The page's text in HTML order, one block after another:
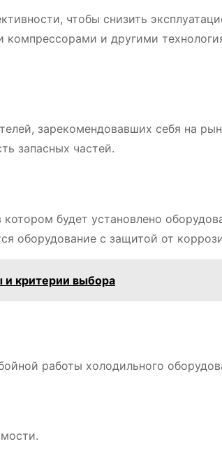
чтобы снизить
и другими
зарекомендовавших себя на
запасных частей.
будет установлено
оборудование с защитой от
и критерии выбора
работы холодильного